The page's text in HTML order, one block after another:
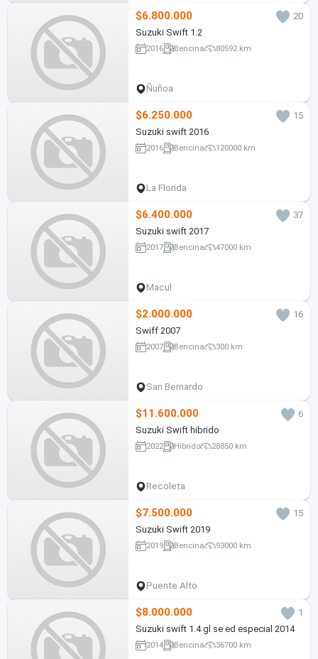
$6.800.000
20
Suzuki Swift 1.2
2016 Bencina 80592 km
Ñuñoa
$6.250.000
15
Suzuki swift 2016
2016 Bencina 120000 km
La Florida
$6.400.000
37
Suzuki swift 2017
2017 Bencina 47000 km
Macul
$2.000.000
16
Swiff 2007
2007 Bencina 300 km
San Bernardo
$11.600.000
6
Suzuki Swift hibrido
2022 Híbrido 28850 km
Recoleta
$7.500.000
15
Suzuki Swift 2019
2019 Bencina 93000 km
Puente Alto
$8.000.000
1
Suzuki swift 1.4 gl se ed especial 2014
2014 Bencina 36700 km